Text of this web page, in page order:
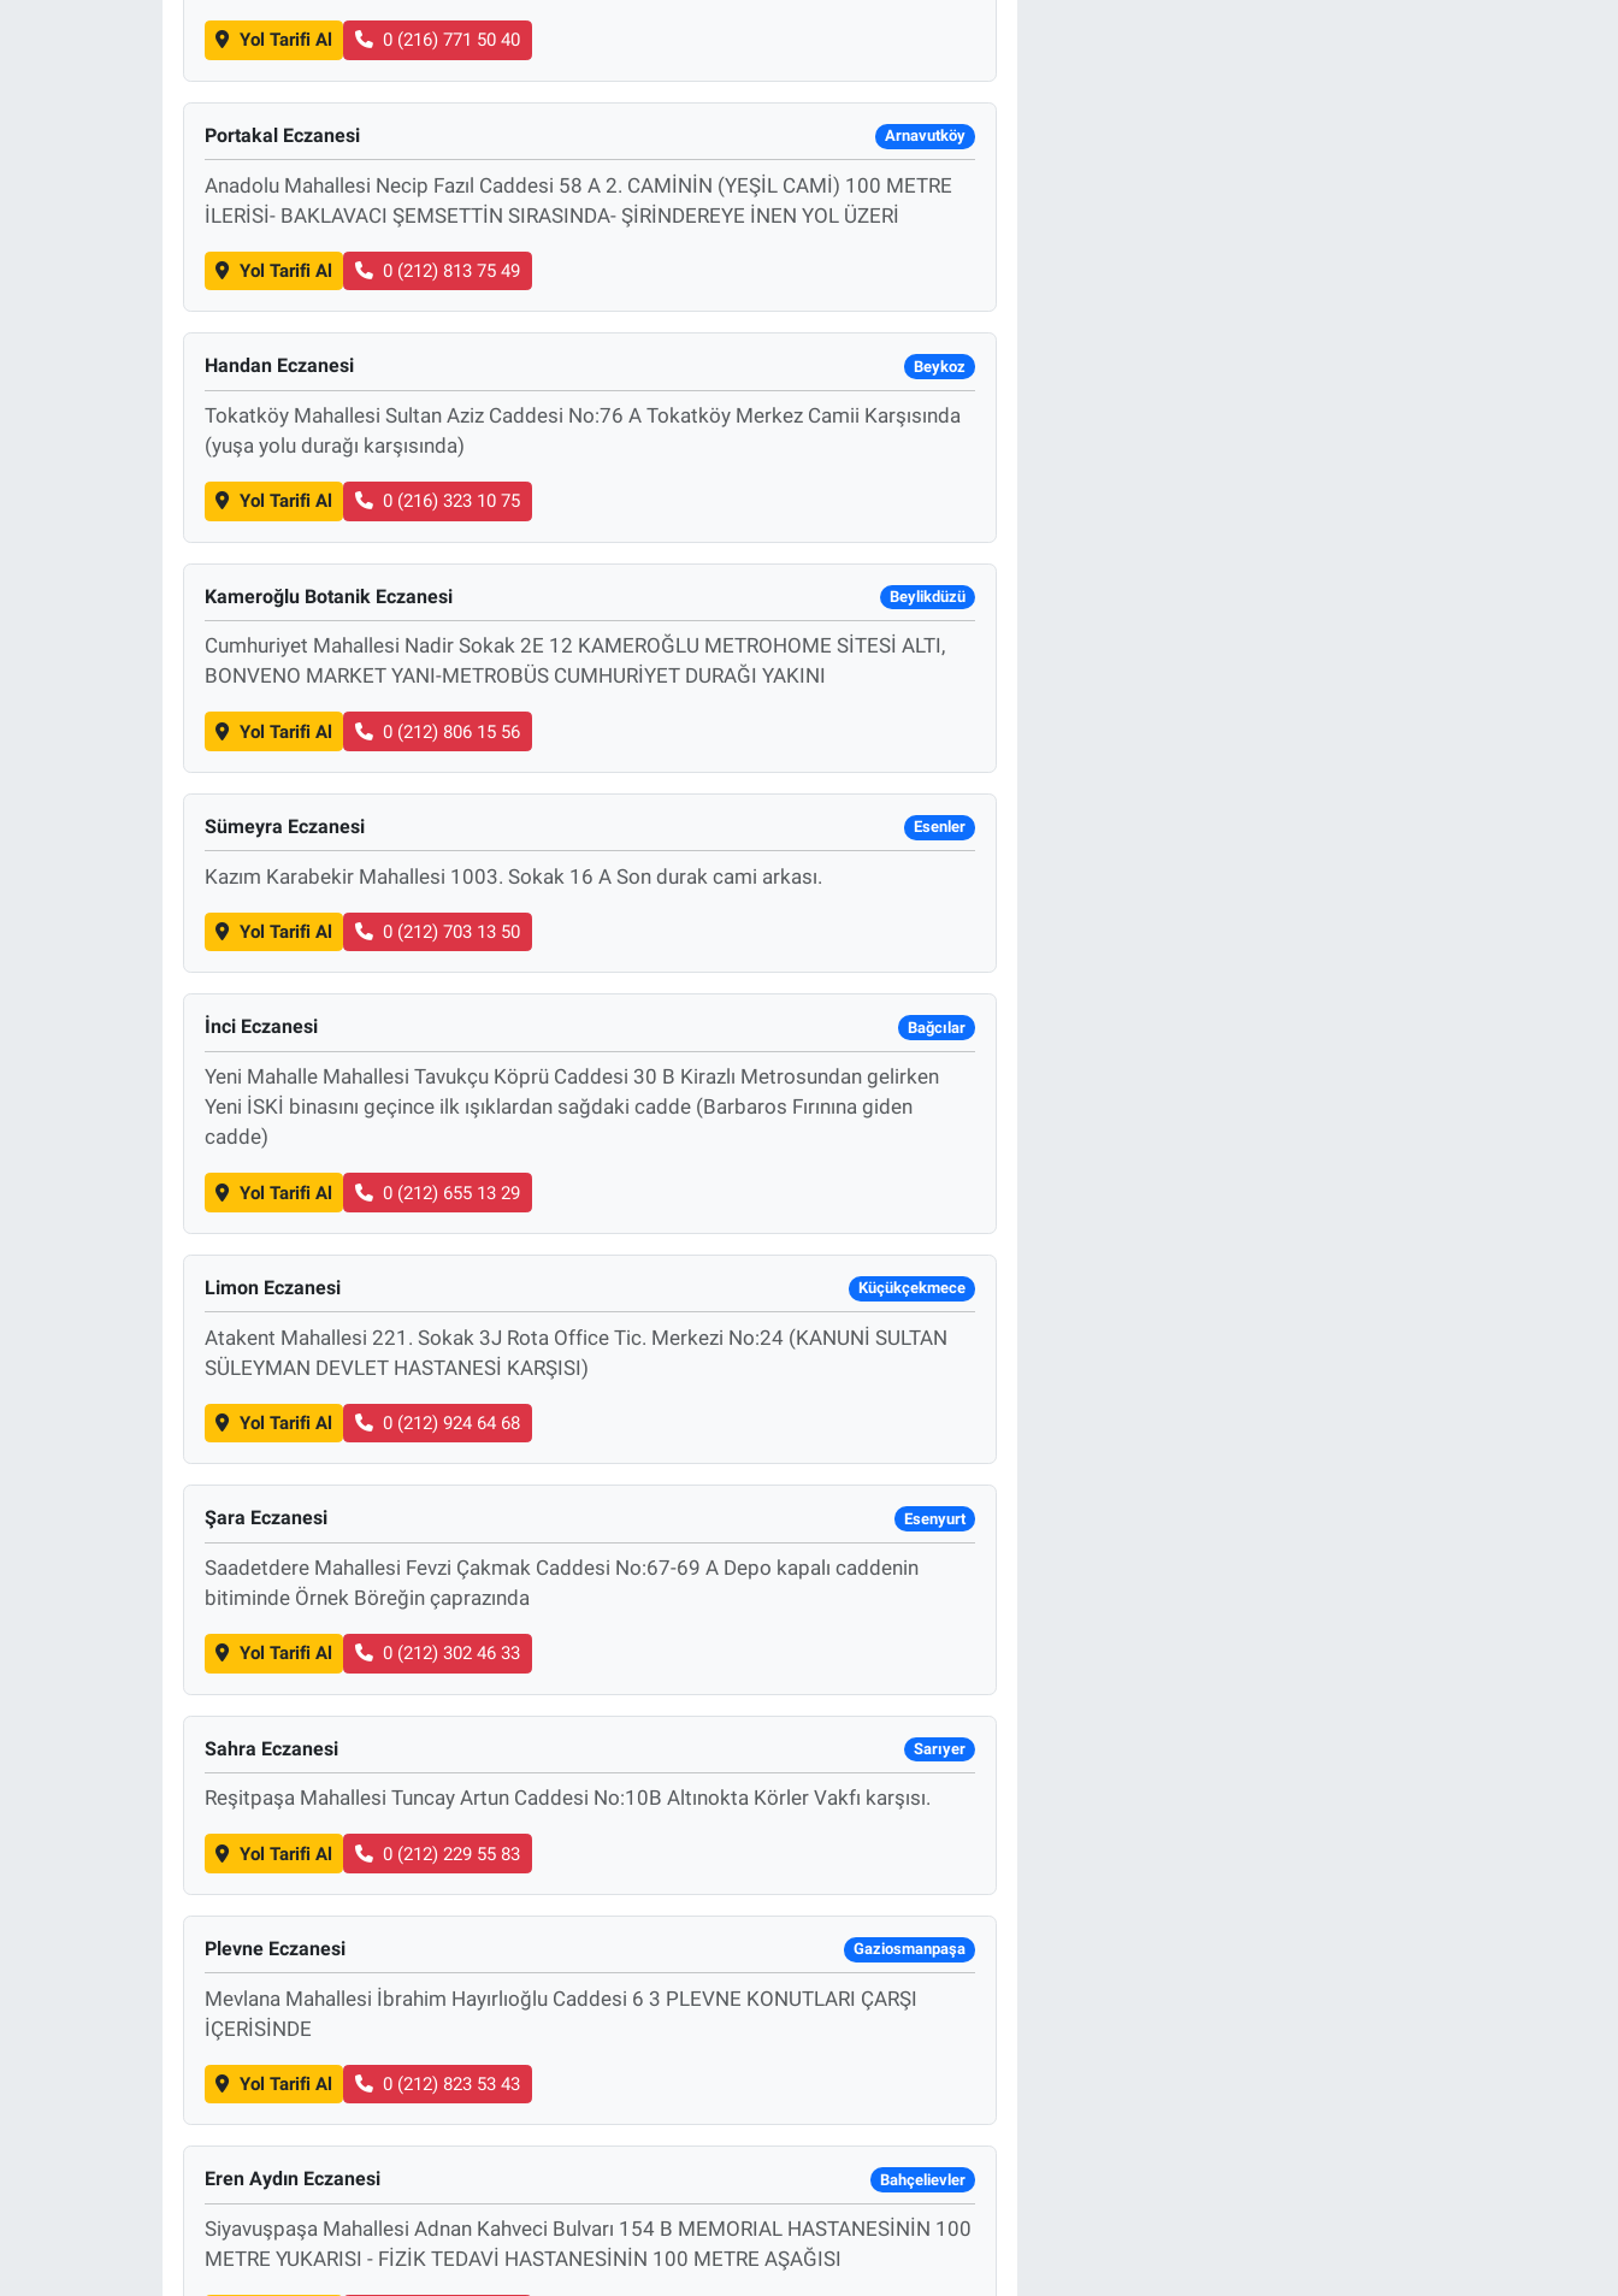
Yol Tarifi Al 0 (216) 771 50 40
Portakal Eczanesi Arnavutköy
Anadolu Mahallesi Necip Fazıl Caddesi 58 A 2. CAMİNİN (YEŞİL CAMİ) 100 METRE
İLERİSİ- BAKLAVACI ŞEMSETTİN SIRASINDA- ŞİRİNDEREYE İNEN YOL ÜZERİ
Yol Tarifi Al 0 (212) 813 75 49
Handan Eczanesi Beykoz
Tokatköy Mahallesi Sultan Aziz Caddesi No:76 A Tokatköy Merkez Camii Karşısında
(yuşa yolu durağı karşısında)
Yol Tarifi Al 0 (216) 323 10 75
Kameroğlu Botanik Eczanesi Beylikdüzü
Cumhuriyet Mahallesi Nadir Sokak 2E 12 KAMEROĞLU METROHOME SİTESİ ALTI,
BONVENO MARKET YANI-METROBÜS CUMHURİYET DURAĞI YAKINI
Yol Tarifi Al 0 (212) 806 15 56
Sümeyra Eczanesi Esenler
Kazım Karabekir Mahallesi 1003. Sokak 16 A Son durak cami arkası.
Yol Tarifi Al 0 (212) 703 13 50
İnci Eczanesi Bağcılar
Yeni Mahalle Mahallesi Tavukçu Köprü Caddesi 30 B Kirazlı Metrosundan gelirken
Yeni İSKİ binasını geçince ilk ışıklardan sağdaki cadde (Barbaros Fırınına giden
cadde)
Yol Tarifi Al 0 (212) 655 13 29
Limon Eczanesi Küçükçekmece
Atakent Mahallesi 221. Sokak 3J Rota Office Tic. Merkezi No:24 (KANUNİ SULTAN
SÜLEYMAN DEVLET HASTANESİ KARŞISI)
Yol Tarifi Al 0 (212) 924 64 68
Şara Eczanesi Esenyurt
Saadetdere Mahallesi Fevzi Çakmak Caddesi No:67-69 A Depo kapalı caddenin
bitiminde Örnek Böreğin çaprazında
Yol Tarifi Al 0 (212) 302 46 33
Sahra Eczanesi Sarıyer
Reşitpaşa Mahallesi Tuncay Artun Caddesi No:10B Altınokta Körler Vakfı karşısı.
Yol Tarifi Al 0 (212) 229 55 83
Plevne Eczanesi Gaziosmanpaşa
Mevlana Mahallesi İbrahim Hayırlıoğlu Caddesi 6 3 PLEVNE KONUTLARI ÇARŞI
İÇERİSİNDE
Yol Tarifi Al 0 (212) 823 53 43
Eren Aydın Eczanesi Bahçelievler
Siyavuşpaşa Mahallesi Adnan Kahveci Bulvarı 154 B MEMORIAL HASTANESİNİN 100
METRE YUKARISI - FİZİK TEDAVİ HASTANESİNİN 100 METRE AŞAĞISI